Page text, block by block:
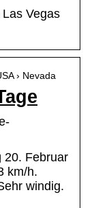
Vegas
› Nevada
20. Februar
km/h.
windig.